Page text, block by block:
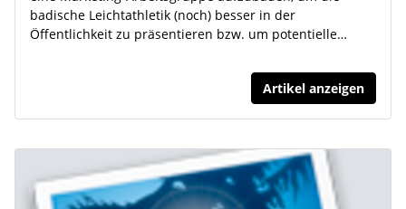
badische Leichtathletik (noch) besser in der
Öffentlichkeit zu präsentieren bzw. um potentielle…
Artikel anzeigen